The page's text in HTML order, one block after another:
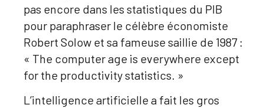
pas encore dans les statistiques du PIB
pour paraphraser le célèbre économiste
Robert Solow et sa fameuse saillie de 1987 :
« The computer age is everywhere except
for the productivity statistics. »
L’intelligence artificielle a fait les gros